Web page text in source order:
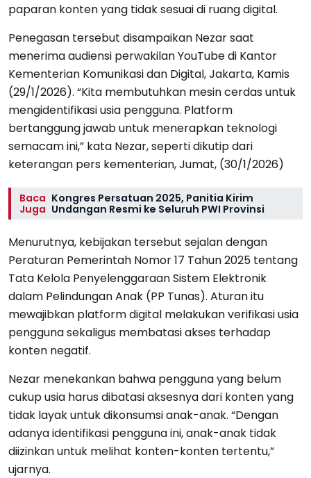
paparan konten yang tidak sesuai di ruang digital.
Penegasan tersebut disampaikan Nezar saat
menerima audiensi perwakilan YouTube di Kantor
Kementerian Komunikasi dan Digital, Jakarta, Kamis
(29/1/2026). “Kita membutuhkan mesin cerdas untuk
mengidentifikasi usia pengguna. Platform
bertanggung jawab untuk menerapkan teknologi
semacam ini,” kata Nezar, seperti dikutip dari
keterangan pers kementerian, Jumat, (30/1/2026)
Baca
Juga
Kongres Persatuan 2025, Panitia Kirim
Undangan Resmi ke Seluruh PWI Provinsi
Menurutnya, kebijakan tersebut sejalan dengan
Peraturan Pemerintah Nomor 17 Tahun 2025 tentang
Tata Kelola Penyelenggaraan Sistem Elektronik
dalam Pelindungan Anak (PP Tunas). Aturan itu
mewajibkan platform digital melakukan verifikasi usia
pengguna sekaligus membatasi akses terhadap
konten negatif.
Nezar menekankan bahwa pengguna yang belum
cukup usia harus dibatasi aksesnya dari konten yang
tidak layak untuk dikonsumsi anak-anak. “Dengan
adanya identifikasi pengguna ini, anak-anak tidak
diizinkan untuk melihat konten-konten tertentu,”
ujarnya.